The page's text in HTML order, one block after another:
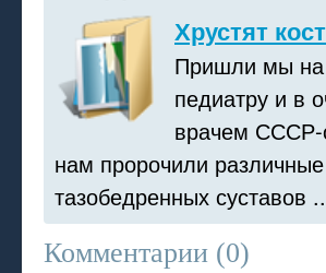
Хрустят
Пришли мы
педиатру и в
врачем СССР-
нам пророчили
тазобедренных суставов
Комментарии (0)